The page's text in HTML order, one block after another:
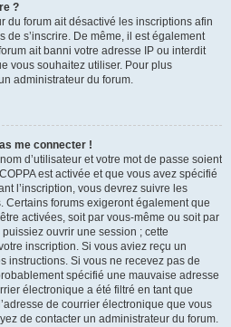
?
du forum ait désactivé les inscriptions afin
de s’inscrire. De même, il est également
ait banni votre adresse IP ou interdit
vous souhaitez utiliser. Pour plus
administrateur du forum.
me connecter !
d’utilisateur et votre mot de passe soient
est activée et que vous avez spécifié
l’inscription, vous devrez suivre les
Certains forums exigeront également que
activées, soit par vous-même ou soit par
ouvrir une session ; cette
inscription. Si vous aviez reçu un
instructions. Si vous ne recevez pas de
spécifié une mauvaise adresse
électronique a été filtré en tant que
de courrier électronique que vous
de contacter un administrateur du forum.